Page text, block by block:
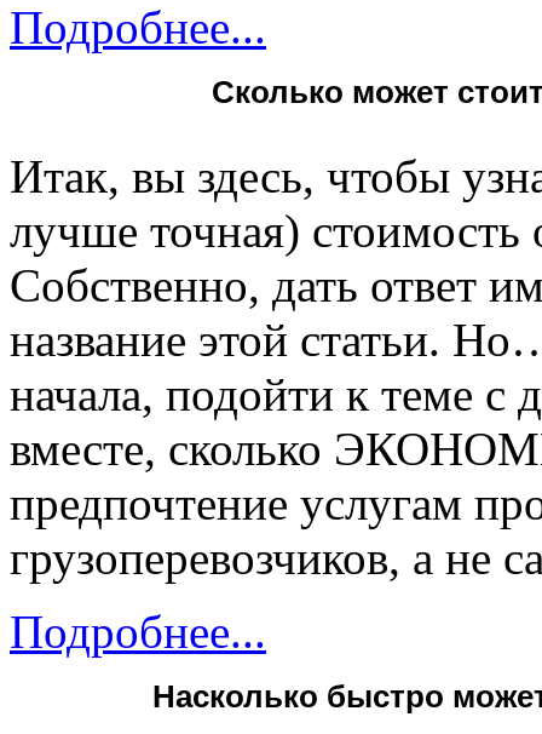
Подробнее...
Cколько может
Итак, вы здесь, чтобы
лучше точная)
Собственно, дать ответ
название этой статьи.
начала, подойти к теме с
вместе, сколько
предпочтение услугам
грузоперевозчиков, а не
Подробнее...
Насколько быстро